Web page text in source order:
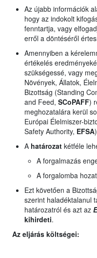
Az újabb információk
hogy az indokolt
fenntartja, vagy
erről a döntéséről
Amennyiben a
értékelés
szükségessé, vagy
Növények, Állatok,
Bizottság (Standing
and Feed, SCoPAFF)
meghozatalára kerül
Európai Élelmiszer-
Safety Authority, EFSA
A határozat kétféle
A forgalmazás
A forgalomba
Ezt követően a
szerint haladéktalanul
határozatról és azt az
kihirdeti.
Az eljárás költségei: